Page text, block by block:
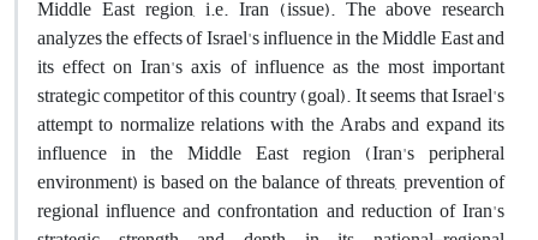
Middle East region, i.e. Iran (issue). The above research
analyzes the effects of Israel's influence in the Middle East and
its effect on Iran's axis of influence as the most important
strategic competitor of this country (goal). It seems that Israel's
attempt to normalize relations with the Arabs and expand its
influence in the Middle East region (Iran's peripheral
environment) is based on the balance of threats, prevention of
regional influence and confrontation and reduction of Iran's